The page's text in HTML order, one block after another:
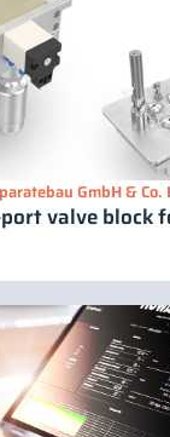
GmbH & Co.
valve block